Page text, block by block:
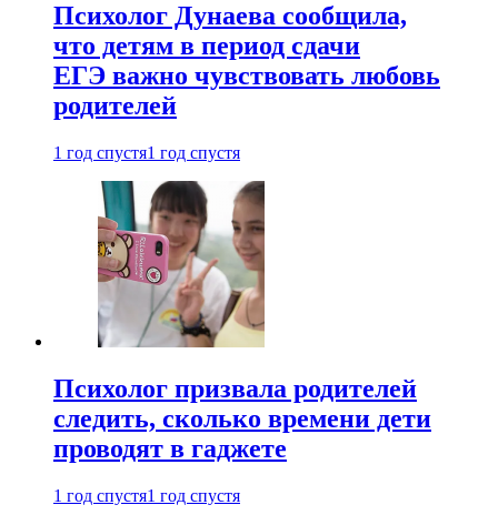
Психолог Дунаева сообщила,
что детям в период сдачи
ЕГЭ важно чувствовать любовь
родителей
1 год спустя1 год спустя
Психолог призвала родителей
следить, сколько времени дети
проводят в гаджете
1 год спустя1 год спустя